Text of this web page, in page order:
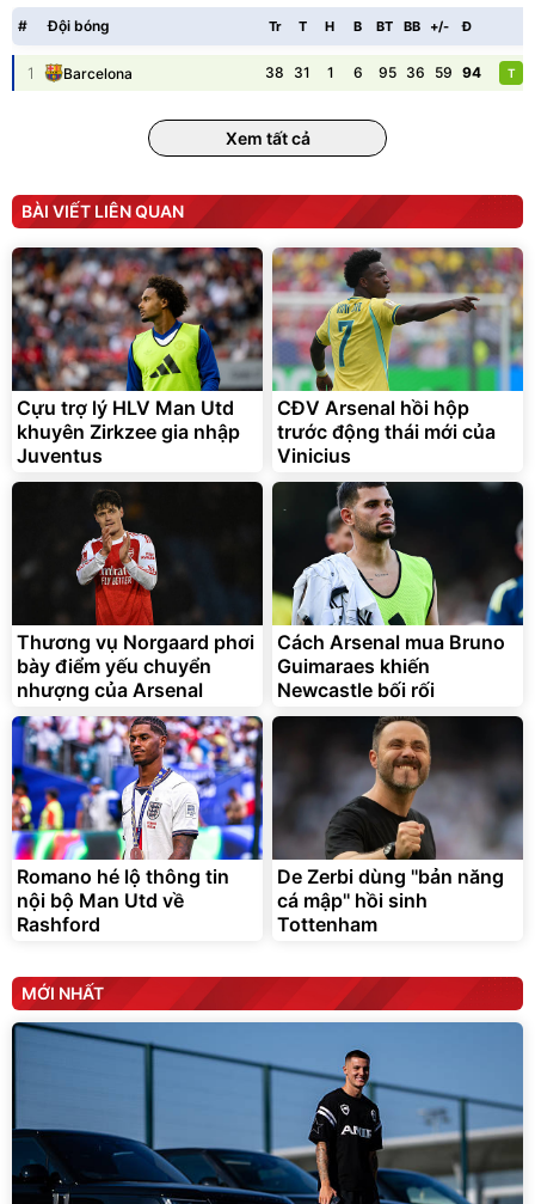
138.330 2.200.000
Unmute
Vali Bamozo Khung Nhôm
9066 Size 20/24/28 Cao
Flash Sale
Lót ghế ôtô, nâng lưng
chống nóng giúp thoải mái
trong di chuyển
295.000đ
Đã bán nhiều
# Đội bóng Tr T H B BT BB +/- Đ
1 Barcelona 38 31 1 6 95 36 59 94 T
Xem tất cả
BÀI VIẾT LIÊN QUAN
Cựu trợ lý HLV Man Utd
khuyên Zirkzee gia nhập
Juventus
CĐV Arsenal hồi hộp
trước động thái mới của
Vinicius
Thương vụ Norgaard phơi
bày điểm yếu chuyển
nhượng của Arsenal
Cách Arsenal mua Bruno
Guimaraes khiến
Newcastle bối rối
Romano hé lộ thông tin
nội bộ Man Utd về
Rashford
De Zerbi dùng ''bản năng
cá mập'' hồi sinh
Tottenham
MỚI NHẤT